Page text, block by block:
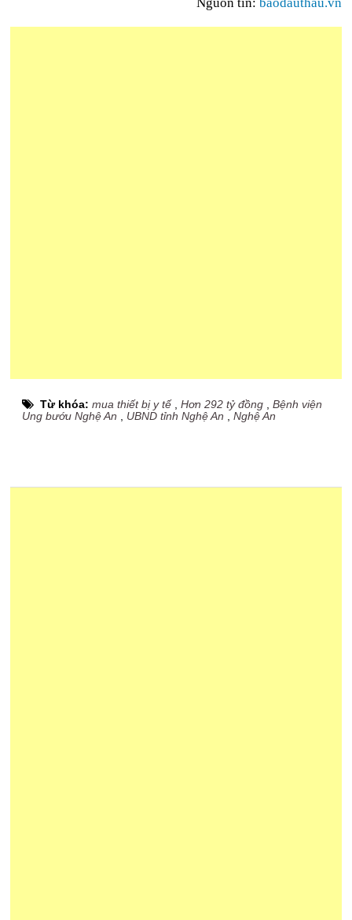
Từ khóa:mua thiết bị y tế,Hơn 292 tỷ đồng ,Bệnh viện
Ung bướu Nghệ An
UBND tỉnh Nghệ An ,Nghệ An